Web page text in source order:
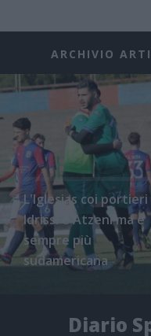
ARCHIVIO
L'Iglesias coi portieri
Idrissi e Atzeni ma è
sempre più
sudamericana
Diario